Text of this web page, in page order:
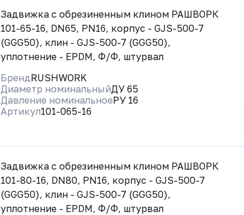
Задвижка с обрезиненным клином РАШВОРК
101-65-16, DN65, PN16, корпус - GJS-500-7
(GGG50), клин - GJS-500-7 (GGG50),
уплотнение - EPDM, Ф/Ф, штурвал
БрендRUSHWORK
Диаметр номинальныйДУ 65
Давление номинальноеРУ 16
Артикул101-065-16
Задвижка с обрезиненным клином РАШВОРК
101-80-16, DN80, PN16, корпус - GJS-500-7
(GGG50), клин - GJS-500-7 (GGG50),
уплотнение - EPDM, Ф/Ф, штурвал